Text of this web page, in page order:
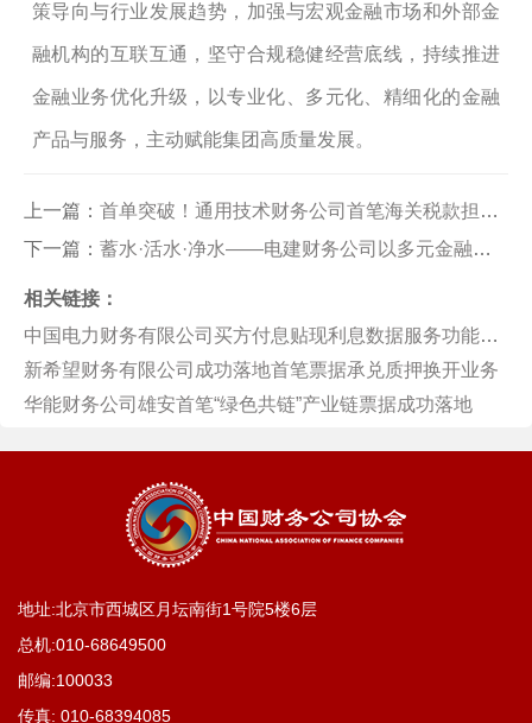
策导向与行业发展趋势，加强与宏观金融市场和外部金
融机构的互联互通，坚守合规稳健经营底线，持续推进
金融业务优化升级，以专业化、多元化、精细化的金融
产品与服务，主动赋能集团高质量发展。
上一篇： 首单突破！通用技术财务公司首笔海关税款担保保函业务成功落地
下一篇： 蓄水·活水·净水——电建财务公司以多元金融服务赋能成员企业发展
相关链接：
中国电力财务有限公司买方付息贴现利息数据服务功能正式上线
新希望财务有限公司成功落地首笔票据承兑质押换开业务
华能财务公司雄安首笔“绿色共链”产业链票据成功落地
地址:北京市西城区月坛南街1号院5楼6层
总机:010-68649500
邮编:100033
传真: 010-68394085